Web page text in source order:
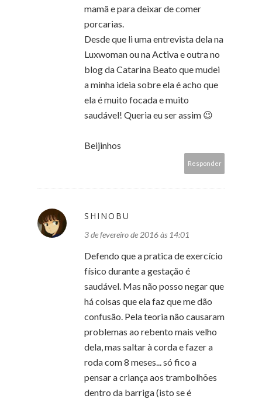
mamã e para deixar de comer
porcarias.
Desde que li uma entrevista dela na
Luxwoman ou na Activa e outra no
blog da Catarina Beato que mudei
a minha ideia sobre ela é acho que
ela é muito focada e muito
saudável! Queria eu ser assim 😉
Beijinhos
Responder
SHINOBU
3 de fevereiro de 2016 às 14:01
Defendo que a pratica de exercício
físico durante a gestação é
saudável. Mas não posso negar que
há coisas que ela faz que me dão
confusão. Pela teoria não causaram
problemas ao rebento mais velho
dela, mas saltar à corda e fazer a
roda com 8 meses... só fico a
pensar a criança aos trambolhões
dentro da barriga (isto se é